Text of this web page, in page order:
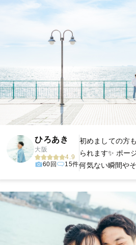
ひろあき
大阪
4.9
60回
15件
初めましての方
られます✨ ポー
何気ない瞬間や